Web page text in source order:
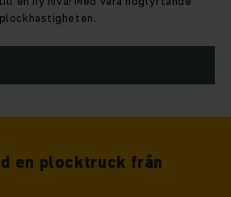
en plocktruck från